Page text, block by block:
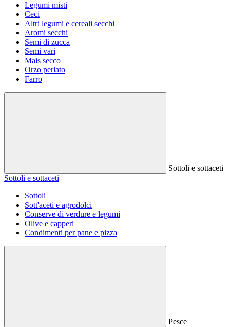
Legumi misti
Ceci
Altri legumi e cereali secchi
Aromi secchi
Semi di zucca
Semi vari
Mais secco
Orzo perlato
Farro
Sottoli e sottaceti
Sottoli e sottaceti
Sottoli
Sott'aceti e agrodolci
Conserve di verdure e legumi
Olive e capperi
Condimenti per pane e pizza
Pesce